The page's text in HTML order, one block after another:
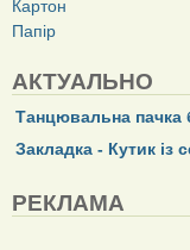
Картон
Папір
АКТУАЛЬНО
Танцювальна пачка
Закладка - Кутик із
РЕКЛАМА